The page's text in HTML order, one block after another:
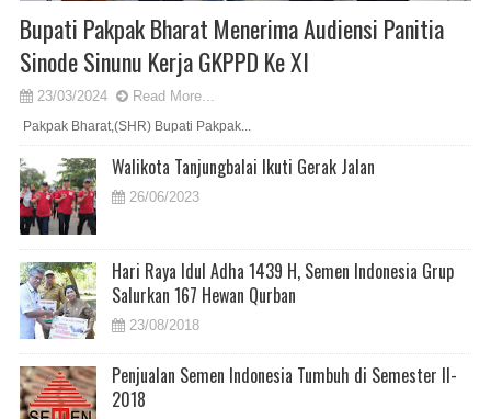
Bupati Pakpak Bharat Menerima Audiensi Panitia
Sinode Sinunu Kerja GKPPD Ke XI
23/03/2024 Read More...
Pakpak Bharat,(SHR) Bupati Pakpak...
Walikota Tanjungbalai Ikuti Gerak Jalan
26/06/2023
Hari Raya Idul Adha 1439 H, Semen Indonesia Grup
Salurkan 167 Hewan Qurban
23/08/2018
Penjualan Semen Indonesia Tumbuh di Semester II-
2018